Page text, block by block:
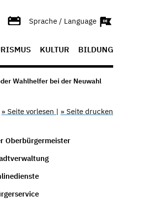
Sprache / Language
KULTUR BILDUNG
Wahlhelfer bei der Neuwahl
» Seite vorlesen | » Seite drucken
Oberbürgermeister